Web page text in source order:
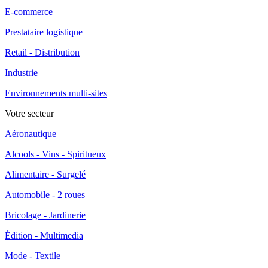
E-commerce
Prestataire logistique
Retail - Distribution
Industrie
Environnements multi-sites
Votre secteur
Aéronautique
Alcools - Vins - Spiritueux
Alimentaire - Surgelé
Automobile - 2 roues
Bricolage - Jardinerie
Édition - Multimedia
Mode - Textile